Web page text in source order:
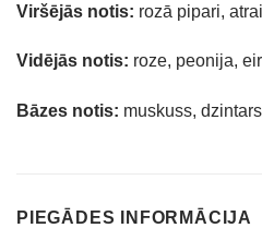
Viršējās notis: rozā pipari,
Vidējās notis: roze, peonija,
Bāzes notis: muskuss,
PIEGĀDES INFORMĀCIJA